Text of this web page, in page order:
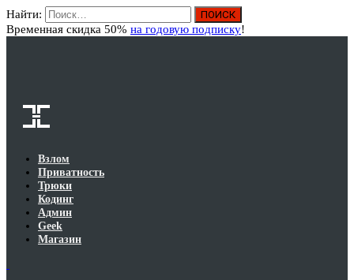
Найти:
Временная скидка 50% на годовую подписку!
Взлом
Приватность
Трюки
Кодинг
Админ
Geek
Магазин